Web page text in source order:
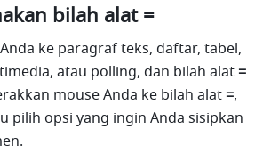
bilah alat =
ke paragraf teks, daftar, tabel,
atau polling, dan bilah alat =
mouse Anda ke bilah alat =,
pilih opsi yang ingin Anda sisipkan